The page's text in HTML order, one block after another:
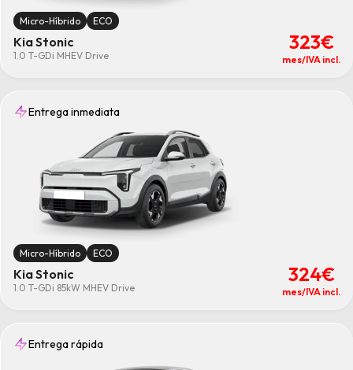
Micro-Híbrido ECO
Kia Stonic
1.0 T-GDi MHEV Drive
323€
mes/IVA incl.
Entrega inmediata
Micro-Híbrido ECO
Kia Stonic
1.0 T-GDi 85kW MHEV Drive
324€
mes/IVA incl.
Entrega rápida